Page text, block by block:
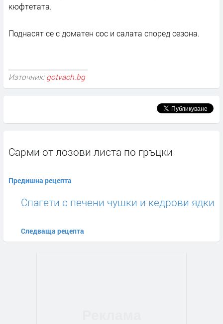
кюфтетата.
Поднасят се с доматен сос и салата според сезона.
Източник: gotvach.bg
Сaрми от лозови листа по гръцки
Предишна рецепта
Спагети с печени чушки и кедрови ядки
Следваща рецепта